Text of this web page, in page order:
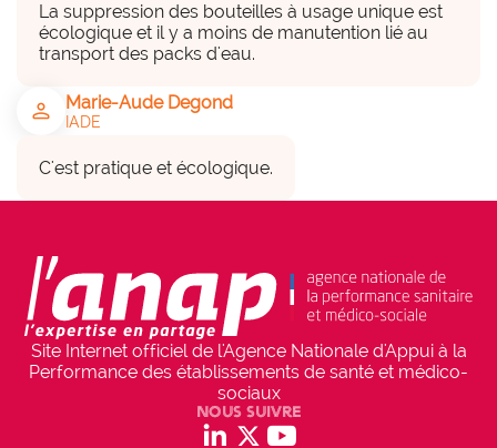
La suppression des bouteilles à usage unique est
écologique et il y a moins de manutention lié au
transport des packs d'eau.
person Marie-Aude Degond
IADE
C'est pratique et écologique.
• Services techniques,
• Professionnels,
Projet inscrit dans la politique de
check_circleOUI
Site Internet officiel de l'Agence Nationale d'Appui à la
Performance des établissements de santé et médico-
sociaux
Nous suivre
social_linkedin social_x social_youtube